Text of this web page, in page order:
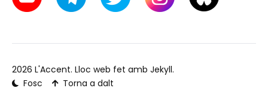
2026 L'Accent. Lloc web fet amb Jekyll.
Fosc
Torna a dalt